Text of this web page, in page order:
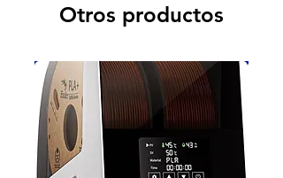
Otros productos